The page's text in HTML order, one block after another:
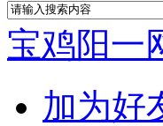
宝鸡阳一
加为好